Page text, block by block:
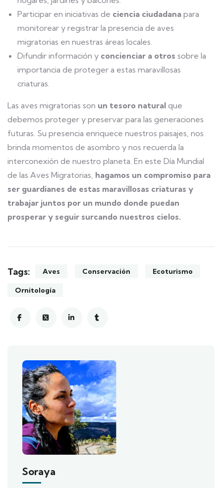
Participar en iniciativas de ciencia ciudadana para
monitorear y registrar la presencia de aves
migratorias en nuestras áreas locales.
Difundir información y concienciar a otros sobre la
importancia de proteger a estas maravillosas
criaturas.
Las aves migratorias son un tesoro natural que
debemos proteger y preservar para las generaciones
futuras. Su presencia enriquece nuestros paisajes, nos
brinda momentos de asombro y nos recuerda la
interconexión de nuestro planeta. En este Día Mundial
de las Aves Migratorias, hagamos un compromiso para
ser guardianes de estas maravillosas criaturas y
trabajar juntos por un mundo donde puedan
prosperar y seguir surcando nuestros cielos.
Tags: Aves Conservación Ecoturismo
Ornitología
Soraya